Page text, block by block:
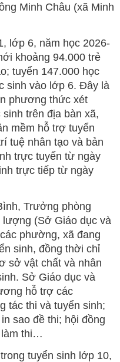
Minh Châu (xã Minh
lớp 6, năm học 2026-
khoảng 94.000 trẻ
tuyển 147.000 học
sinh vào lớp 6. Đây là
phương thức xét
trên địa bàn xã,
mềm hỗ trợ tuyển
tuệ nhân tạo và bản
trực tuyến từ ngày
trực tiếp từ ngày
Trưởng phòng
lượng (Sở Giáo dục và
phường, xã đang
sinh, đồng thời chỉ
sở vật chất và nhân
Sở Giáo dục và
hỗ trợ các
tác thi và tuyển sinh;
sao đề thi; hội đồng
làm thi…
tuyển sinh lớp 10,